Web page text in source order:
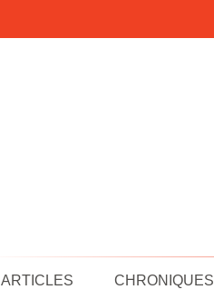
ARTICLES CHRONIQUES